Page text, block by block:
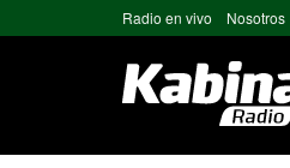
Radio en vivo Nosotros